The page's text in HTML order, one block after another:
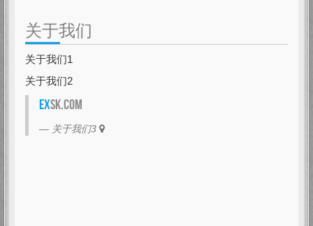
关于我们
关于我们1
关于我们2
EXSK.com
关于我们3